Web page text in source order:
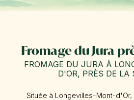
Fromage du Jura
FROMAGE DU JURA À
D'OR, PRÈS DE LA
Située à Longevilles-Mont-d'Or,